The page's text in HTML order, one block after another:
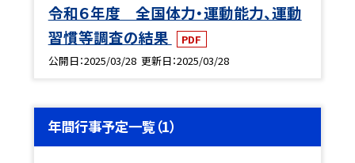
令和６年度 全国体力・運動能力、運動
習慣等調査の結果
PDF
公開日 2025/03/28 更新日 2025/03/28
年間行事予定一覧（1）